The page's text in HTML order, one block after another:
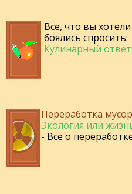
Все, что вы
боялись спросить:
Кулинарный ответ
Переработка
Экология или
- Все о